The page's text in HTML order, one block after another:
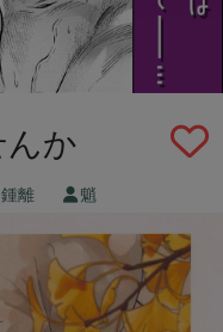
か
鍾離 魈